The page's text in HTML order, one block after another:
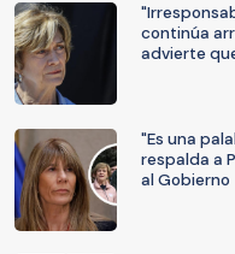
continúa
advierte
"Es una
respalda a
al Gobierno